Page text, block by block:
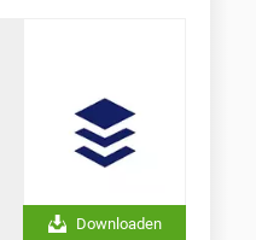
Downloaden